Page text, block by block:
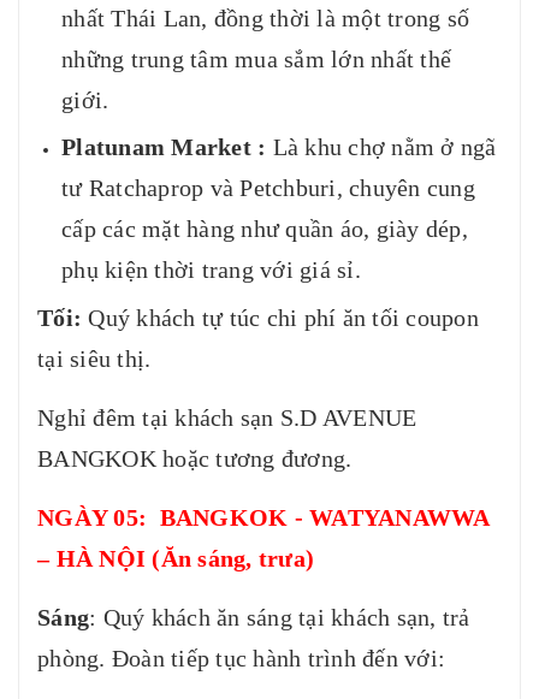
nhất Thái Lan, đồng thời là một trong số
những trung tâm mua sắm lớn nhất thế
giới.
Platunam Market : Là khu chợ nằm ở ngã
tư Ratchaprop và Petchburi, chuyên cung
cấp các mặt hàng như quần áo, giày dép,
phụ kiện thời trang với giá sỉ.
Tối:Quý khách tự túc chi phí ăn tối coupon
tại siêu thị.
Nghỉ đêm tại khách sạn S.D AVENUE
BANGKOK hoặc tương đương.
NGÀY 05: BANGKOK - WATYANAWWA
– HÀ NỘI (Ăn sáng, trưa)
Sáng: Quý khách ăn sáng tại khách sạn, trả
phòng. Đoàn tiếp tục hành trình đến với: